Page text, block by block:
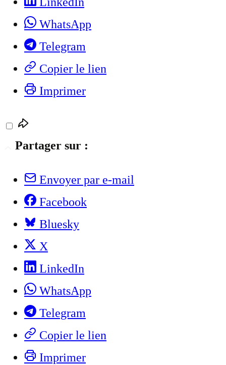
WhatsApp
Telegram
Copier le lien
Imprimer
Partager sur :
Envoyer par e-mail
Facebook
Bluesky
X
LinkedIn
WhatsApp
Telegram
Copier le lien
Imprimer